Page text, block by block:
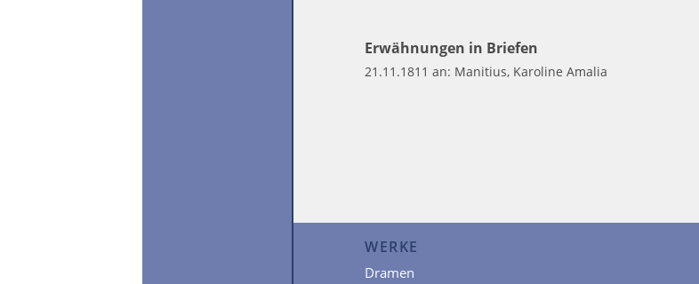
Erwähnungen in Briefen
21.11.1811 an: Manitius, Karoline Amalia
WERKE
Dramen